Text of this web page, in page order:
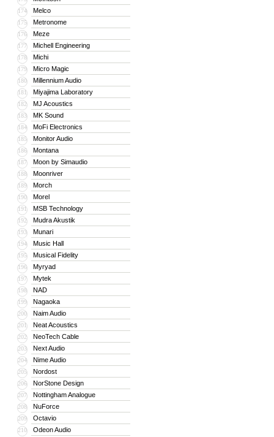
174 Melco
175 Metronome
176 Meze
177 Michell Engineering
178 Michi
179 Micro Magic
180 Millennium Audio
181 Miyajima Laboratory
182 MJ Acoustics
183 MK Sound
184 MoFi Electronics
185 Monitor Audio
186 Montana
187 Moon by Simaudio
188 Moonriver
189 Morch
190 Morel
191 MSB Technology
192 Mudra Akustik
193 Munari
194 Music Hall
195 Musical Fidelity
196 Myryad
197 Mytek
198 NAD
199 Nagaoka
200 Naim Audio
201 Neat Acoustics
202 NeoTech Cable
203 Next Audio
204 Nime Audio
205 Nordost
206 NorStone Design
207 Nottingham Analogue
208 NuForce
209 Octavio
210 Odeon Audio